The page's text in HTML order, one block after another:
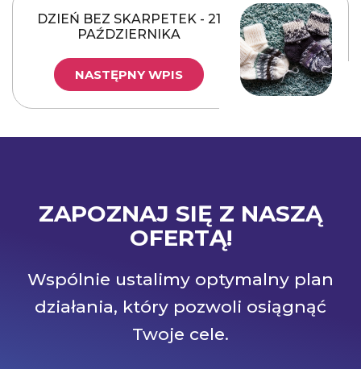
DZIEŃ BEZ SKARPETEK - 21
PAŹDZIERNIKA
NASTĘPNY WPIS
ZAPOZNAJ SIĘ Z NASZĄ
OFERTĄ!
Wspólnie ustalimy optymalny plan
działania, który pozwoli osiągnąć
Twoje cele.